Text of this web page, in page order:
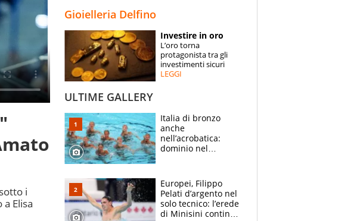
SPECIALI
ESPERTI
i
Elisa
Gioielleria Delfino
Investire in oro
L’oro torna
protagonista tra gli
investimenti sicuri
LEGGI
ULTIME GALLERY
Italia di bronzo
anche
nell’acrobatica:
dominio nel
e compagni
continuare
Europei, Filippo
Pelati d’argento nel
solo tecnico: l’erede
di Minisini continua